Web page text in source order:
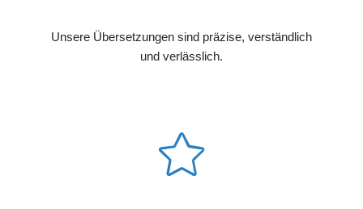
Unsere Übersetzungen sind präzise, verständlich
und verlässlich.